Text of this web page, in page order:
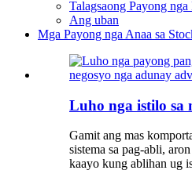
Talagsaong Payong
Ang uban
Mga Payong nga Anaa sa
Luho nga istilo sa
Gamit ang mas
sistema sa pag-abli,
kaayo kung ablihan ug